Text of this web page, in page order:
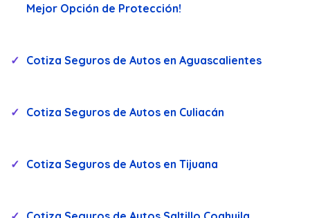
Mejor Opción de Protección!
Cotiza Seguros de Autos en Aguascalientes
Cotiza Seguros de Autos en Culiacán
Cotiza Seguros de Autos en Tijuana